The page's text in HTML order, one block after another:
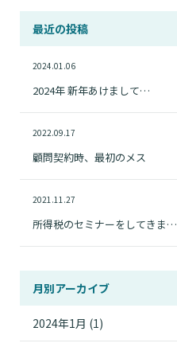
最近の投稿
2024.01.06
2024年 新年あけまして…
2022.09.17
顧問契約時、最初のメス
2021.11.27
所得税のセミナーをしてきま…
月別アーカイブ
2024年1月 (1)